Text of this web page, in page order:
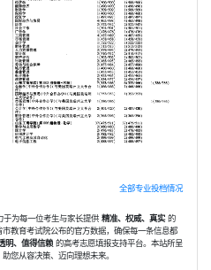
全部专业投档情况
于为每一位考生与家长提供 精准、权威、真实的
教育考试院公布的官方数据，确保每一条信息都
明、值得信赖 的高考志愿填报支持平台。本站所呈
您从容决策、迈向理想未来。